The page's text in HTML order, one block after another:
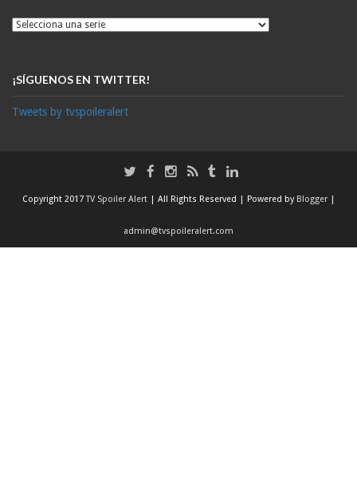
¡SÍGUENOS EN TWITTER!
Tweets by tvspoileralert
Copyright 2017TV Spoiler Alert | All Rights Reserved | Powered by Blogger |
admin@tvspoileralert.com